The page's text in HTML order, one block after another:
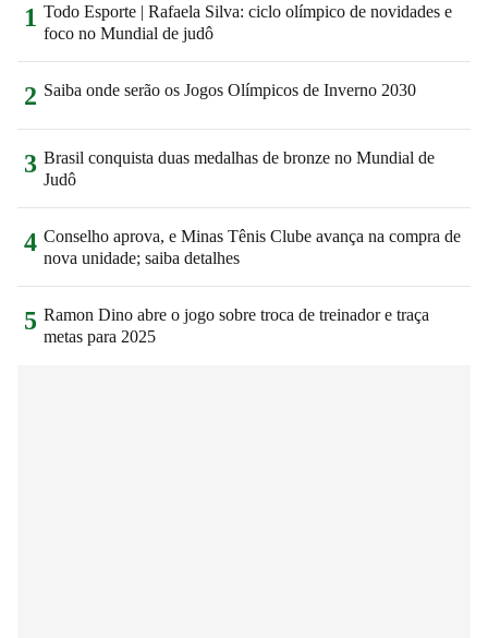
1 Todo Esporte | Rafaela Silva: ciclo olímpico de novidades e
foco no Mundial de judô
2 Saiba onde serão os Jogos Olímpicos de Inverno 2030
3 Brasil conquista duas medalhas de bronze no Mundial de
Judô
4 Conselho aprova, e Minas Tênis Clube avança na compra de
nova unidade; saiba detalhes
5 Ramon Dino abre o jogo sobre troca de treinador e traça
metas para 2025